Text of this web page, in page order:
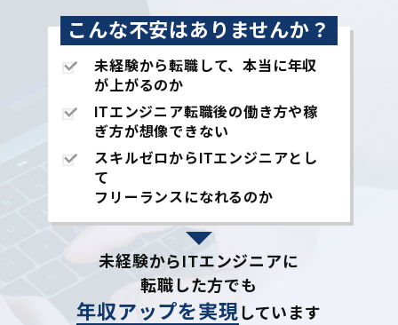
こんな不安はありませんか？
未経験から転職して、本当に年収
が上がるのか
ITエンジニア転職後の働き方や稼
ぎ方が想像できない
スキルゼロからITエンジニアとし
て
フリーランスになれるのか
未経験からITエンジニアに
転職した方でも
年収アップを実現しています